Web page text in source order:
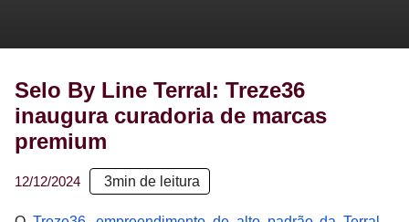
Selo By Line Terral: Treze36
inaugura curadoria de marcas
premium
12/12/2024 3min de leitura